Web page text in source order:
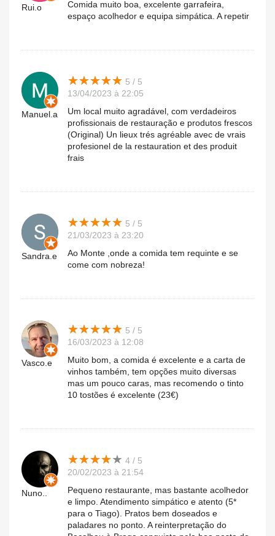
Rui.o
Comida muito boa, excelente garrafeira,
espaço acolhedor e equipa simpática. A repetir
Manuel.a
★★★★★
★★★★★ 5 / 5
13/04/2023 à 22:05
Um local muito agradável, com verdadeiros
profissionais de restauração e produtos frescos
(Original) Un lieux trés agréable avec de vrais
profesionel de la restauration et des produit
frais
Sandra.e
★★★★★
★★★★★ 5 / 5
21/03/2023 à 23:20
Ao Monte ,onde a comida tem requinte e se
come com nobreza!
Vasco.e
★★★★★
★★★★★ 5 / 5
16/03/2023 à 12:08
Muito bom, a comida é excelente e a carta de
vinhos também, tem opções muito diversas
mas um pouco caras, mas recomendo o tinto
10 tostões é excelente (23€)
Nuno..
★★★★★
★★★★★ 4 / 5
20/02/2023 à 21:54
Pequeno restaurante, mas bastante acolhedor
e limpo. Atendimento simpático e atento (5*
para o Tiago). Pratos bem doseados e
paladares no ponto. A reinterpretação do